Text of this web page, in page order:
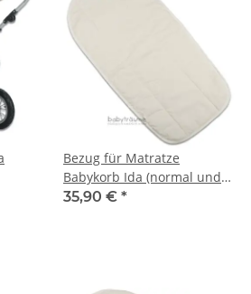
Bezug für Matratze
Babykorb Ida (normal und
geflochten), Varius/Vita
35,90 € *